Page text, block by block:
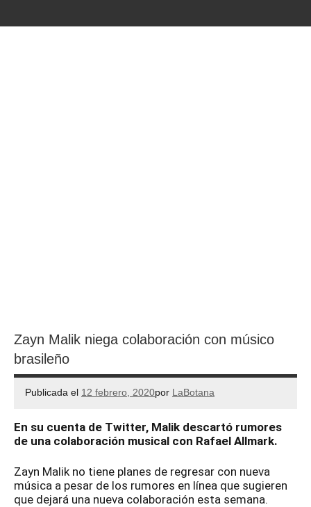
Zayn Malik niega colaboración con músico
brasileño
Publicada el 12 febrero, 2020por LaBotana
En su cuenta de Twitter, Malik descartó rumores
de una colaboración musical con Rafael Allmark.
Zayn Malik no tiene planes de regresar con nueva
música a pesar de los rumores en línea que sugieren
que dejará una nueva colaboración esta semana.